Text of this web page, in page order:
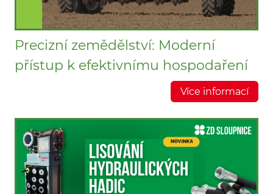
Precizní zemědělství: Moderní
přístup k efektivnímu hospodaření
Více informací